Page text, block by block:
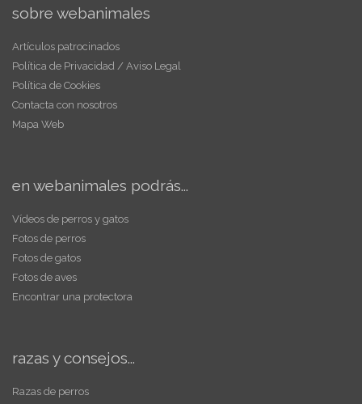
sobre webanimales
Artículos patrocinados
Política de Privacidad / Aviso Legal
Política de Cookies
Contacta con nosotros
Mapa Web
en webanimales podrás...
Vídeos de perros y gatos
Fotos de perros
Fotos de gatos
Fotos de aves
Encontrar una protectora
razas y consejos...
Razas de perros